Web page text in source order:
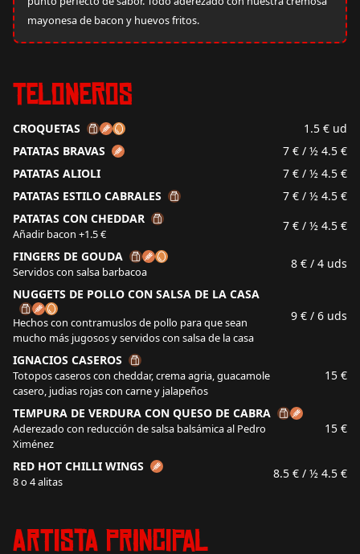
mayonesa de bacon y huevos fritos.
Teloneros
CROQUETAS 1.5 € ud
PATATAS BRAVAS
7 € / ½ 4.5 €
PATATAS ALIOLI
7 € / ½ 4.5 €
PATATAS ESTILO CABRALES
7 € / ½ 4.5 €
PATATAS CON CHEDDAR
Añadir bacon +1.5 €
7 € / ½ 4.5 €
FINGERS DE GOUDA
Servidos con salsa barbacoa
8 € / 4 uds
NUGGETS DE POLLO CON SALSA DE LA CASA
Hechos con contramuslos de pollo para que sean
mucho más jugosos y servidos con salsa de la casa
9 € / 6 uds
IGNACIOS CASEROS
Totopos caseros con cheddar, crema agria, guacamole
casero, judias rojas con carne y jalapeños
15 €
TEMPURA DE VERDURA CON QUESO DE CABRA
Aderezado con reducción de salsa balsámica al Pedro
Ximénez
15 €
RED HOT CHILLI WINGS
8 o 4 alitas
8.5 € / ½ 4.5 €
Artista Principal